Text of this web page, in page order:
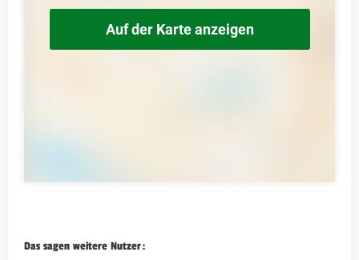
Auf der Karte anzeigen
Das sagen weitere Nutzer: